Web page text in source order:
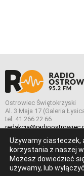
Ostrowiec Świętokrzyski
Al. 3 Maja 17 (Galeria
tel. 41 266 22 66
© Wszelkie prawa
Ostrowiec.
Używamy ciasteczek,
korzystania z naszej
Możesz dowiedzieć
używamy, lub